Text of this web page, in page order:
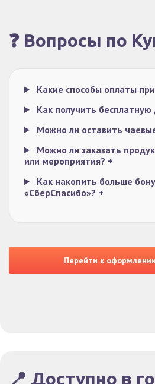
❓ Вопросы по
Какие способы оплаты
Как получить бесплатную
Можно ли оставить
Можно ли заказать
или мероприятия? +
Как накопить больше
«СберСпасибо»? +
Перейти к
📍 Доступно в